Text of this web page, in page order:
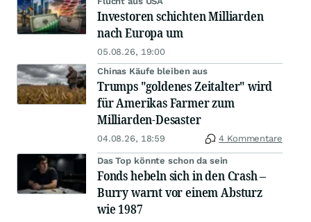
Investoren schichten Milliarden
nach Europa um
05.08.26, 19:00
Chinas Käufe bleiben aus
Trumps "goldenes Zeitalter" wird
für Amerikas Farmer zum
Milliarden-Desaster
04.08.26, 18:59 4 Kommentare
Das Top könnte schon da sein
Fonds hebeln sich in den Crash –
Burry warnt vor einem Absturz
wie 1987